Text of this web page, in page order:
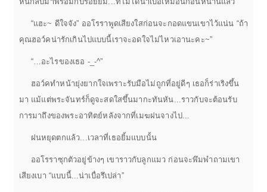
“แฮะ~ ดีใจจัง” ออโรราพูดเสียงใสก่อนจะกอดแขนเขาไว้แน่น “ถ้า
คุณฮอว์คน่ารักเกินไปแบบนี้เราจะอดใจไม่ไหวเอานะคะ~”
“…อะไรของเธอ -_-^”
ฮอว์คทำหน้ายุ่งยากใจเพราะรับมือไม่ถูกที่อยู่ดีๆ เธอก็ร่าเริงขึ้น
มา แม้แต่พระจันทร์ก็ดูจะสดใสขึ้นมากะทันหัน...ราวกับจะต้อนรับ
การมาถึงของพระอาทิตย์หลังจากที่เมฆฝนจางไป...
ฝนหยุดตกแล้ว...เวลาที่เธอยิ้มแบบนั้น
ออโรราซุกตัวอยู่ข้างๆ เขาราวกับลูกแมว ก่อนจะพึมพำถามเขา
เสียงเบา “แบบนี้...น่าเบื่อรึเปล่า”